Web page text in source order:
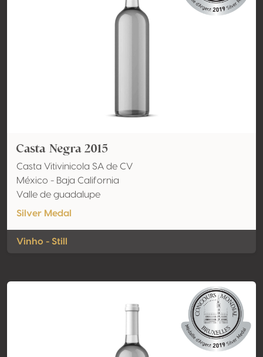
Casta Negra 2015
Casta Vitivinicola SA de CV
México - Baja California
Valle de guadalupe
Silver Medal
Vinho - Still